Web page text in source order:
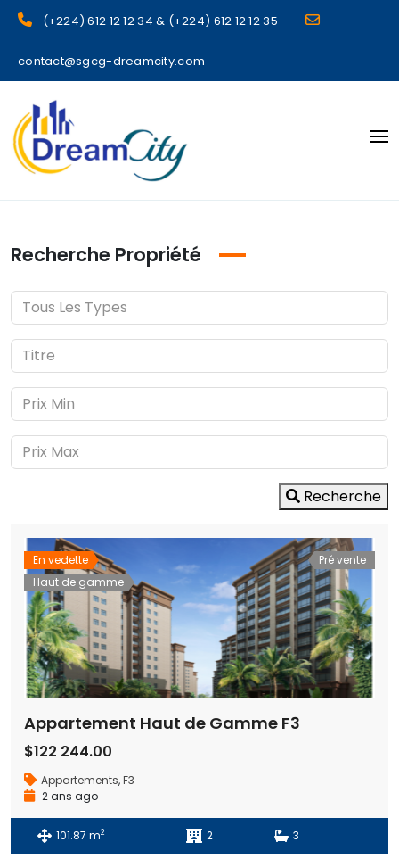
(+224) 612 12 12 34 & (+224) 612 12 12 35
contact@sgcg-dreamcity.com
sgcg dreamcity
Recherche Propriété
Recherche
En vedette
Haut de gamme
Pré vente
Appartement Haut de Gamme F3
$122 244.00
Appartements,F3
2 ans ago
101.87 m2 2 3